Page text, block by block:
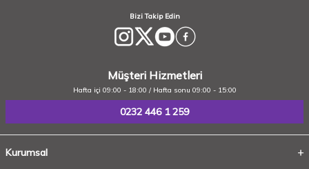
Bizi Takip Edin
Müşteri Hizmetleri
Hafta içi 09:00 - 18:00 / Hafta sonu 09:00 - 15:00
0232 446 1 259
Kurumsal